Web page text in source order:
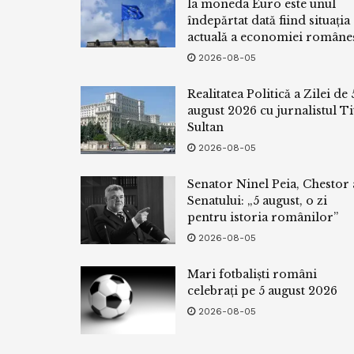
la moneda Euro este unul
îndepărtat dată fiind situația
actuală a economiei
2026-08-05
Realitatea Politică a Zilei de
august 2026 cu jurnalistul
Sultan
2026-08-05
Senator Ninel Peia, Chestor
Senatului: „5 august, o zi
pentru istoria românilor”
2026-08-05
Mari fotbaliști români
celebrați pe 5 august 2026
2026-08-05